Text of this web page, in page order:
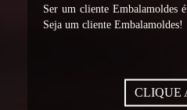
Ser um cliente Embalamoldes
Seja um cliente Embalamoldes!
CLIQUE